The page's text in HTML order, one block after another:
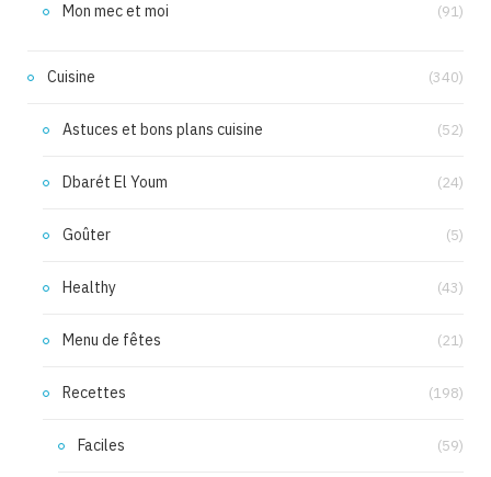
Mon mec et moi (91)
Cuisine (340)
Astuces et bons plans cuisine (52)
Dbarét El Youm (24)
Goûter (5)
Healthy (43)
Menu de fêtes (21)
Recettes (198)
Faciles (59)